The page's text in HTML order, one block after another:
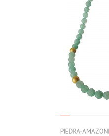
PIEDRA-